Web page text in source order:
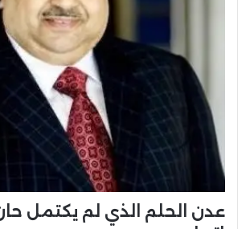
عدن الحلم الذي لم يكتمل